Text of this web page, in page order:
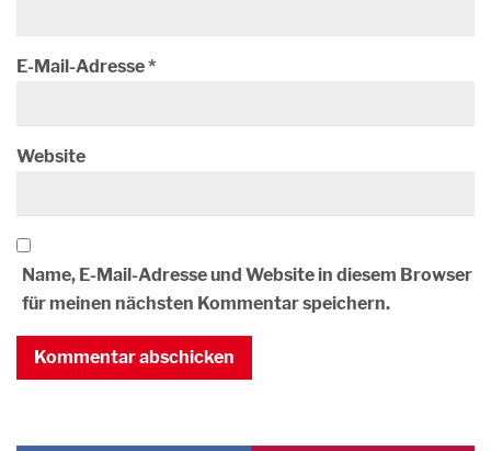
E-Mail-Adresse*
Website
Name, E-Mail-Adresse und Website in diesem Browser
für meinen nächsten Kommentar speichern.